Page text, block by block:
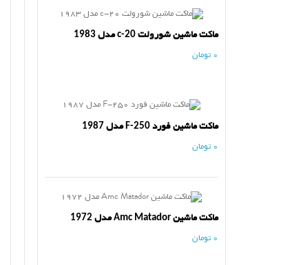
ماکت ماشین شورولت c-20 مدل 1983
0 تومان
ماکت ماشین فورد F-250 مدل 1987
0 تومان
ماکت ماشین Amc Matador مدل 1972
0 تومان